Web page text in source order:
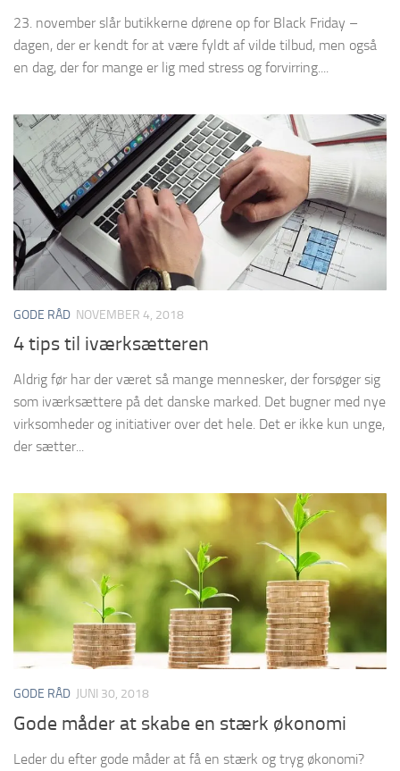
23. november slår butikkerne dørene op for Black Friday –
dagen, der er kendt for at være fyldt af vilde tilbud, men også
en dag, der for mange er lig med stress og forvirring....
GODE RÅD NOVEMBER 4, 2018
4 tips til iværksætteren
Aldrig før har der været så mange mennesker, der forsøger sig
som iværksættere på det danske marked. Det bugner med nye
virksomheder og initiativer over det hele. Det er ikke kun unge,
der sætter...
GODE RÅD JUNI 30, 2018
Gode måder at skabe en stærk økonomi
Leder du efter gode måder at få en stærk og tryg økonomi?